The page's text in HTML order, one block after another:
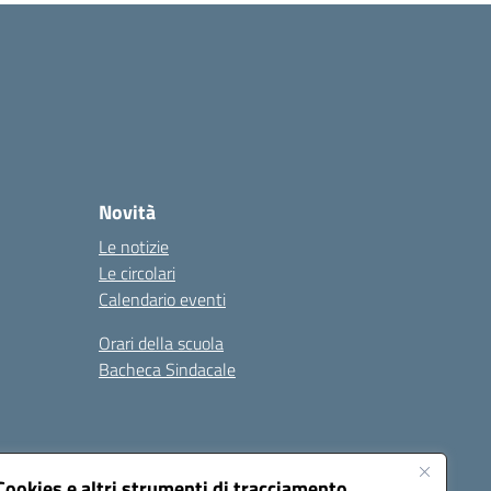
Novità
Le notizie
Le circolari
Calendario eventi
Orari della scuola
Bacheca Sindacale
Seguici su: